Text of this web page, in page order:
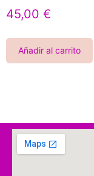
45,00 €
Añadir al carrito